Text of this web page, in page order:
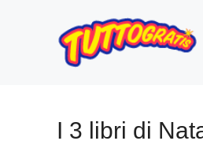
contenuto
I 3 libri di